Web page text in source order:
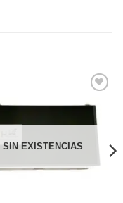
Despues
SIN EXISTENCIAS